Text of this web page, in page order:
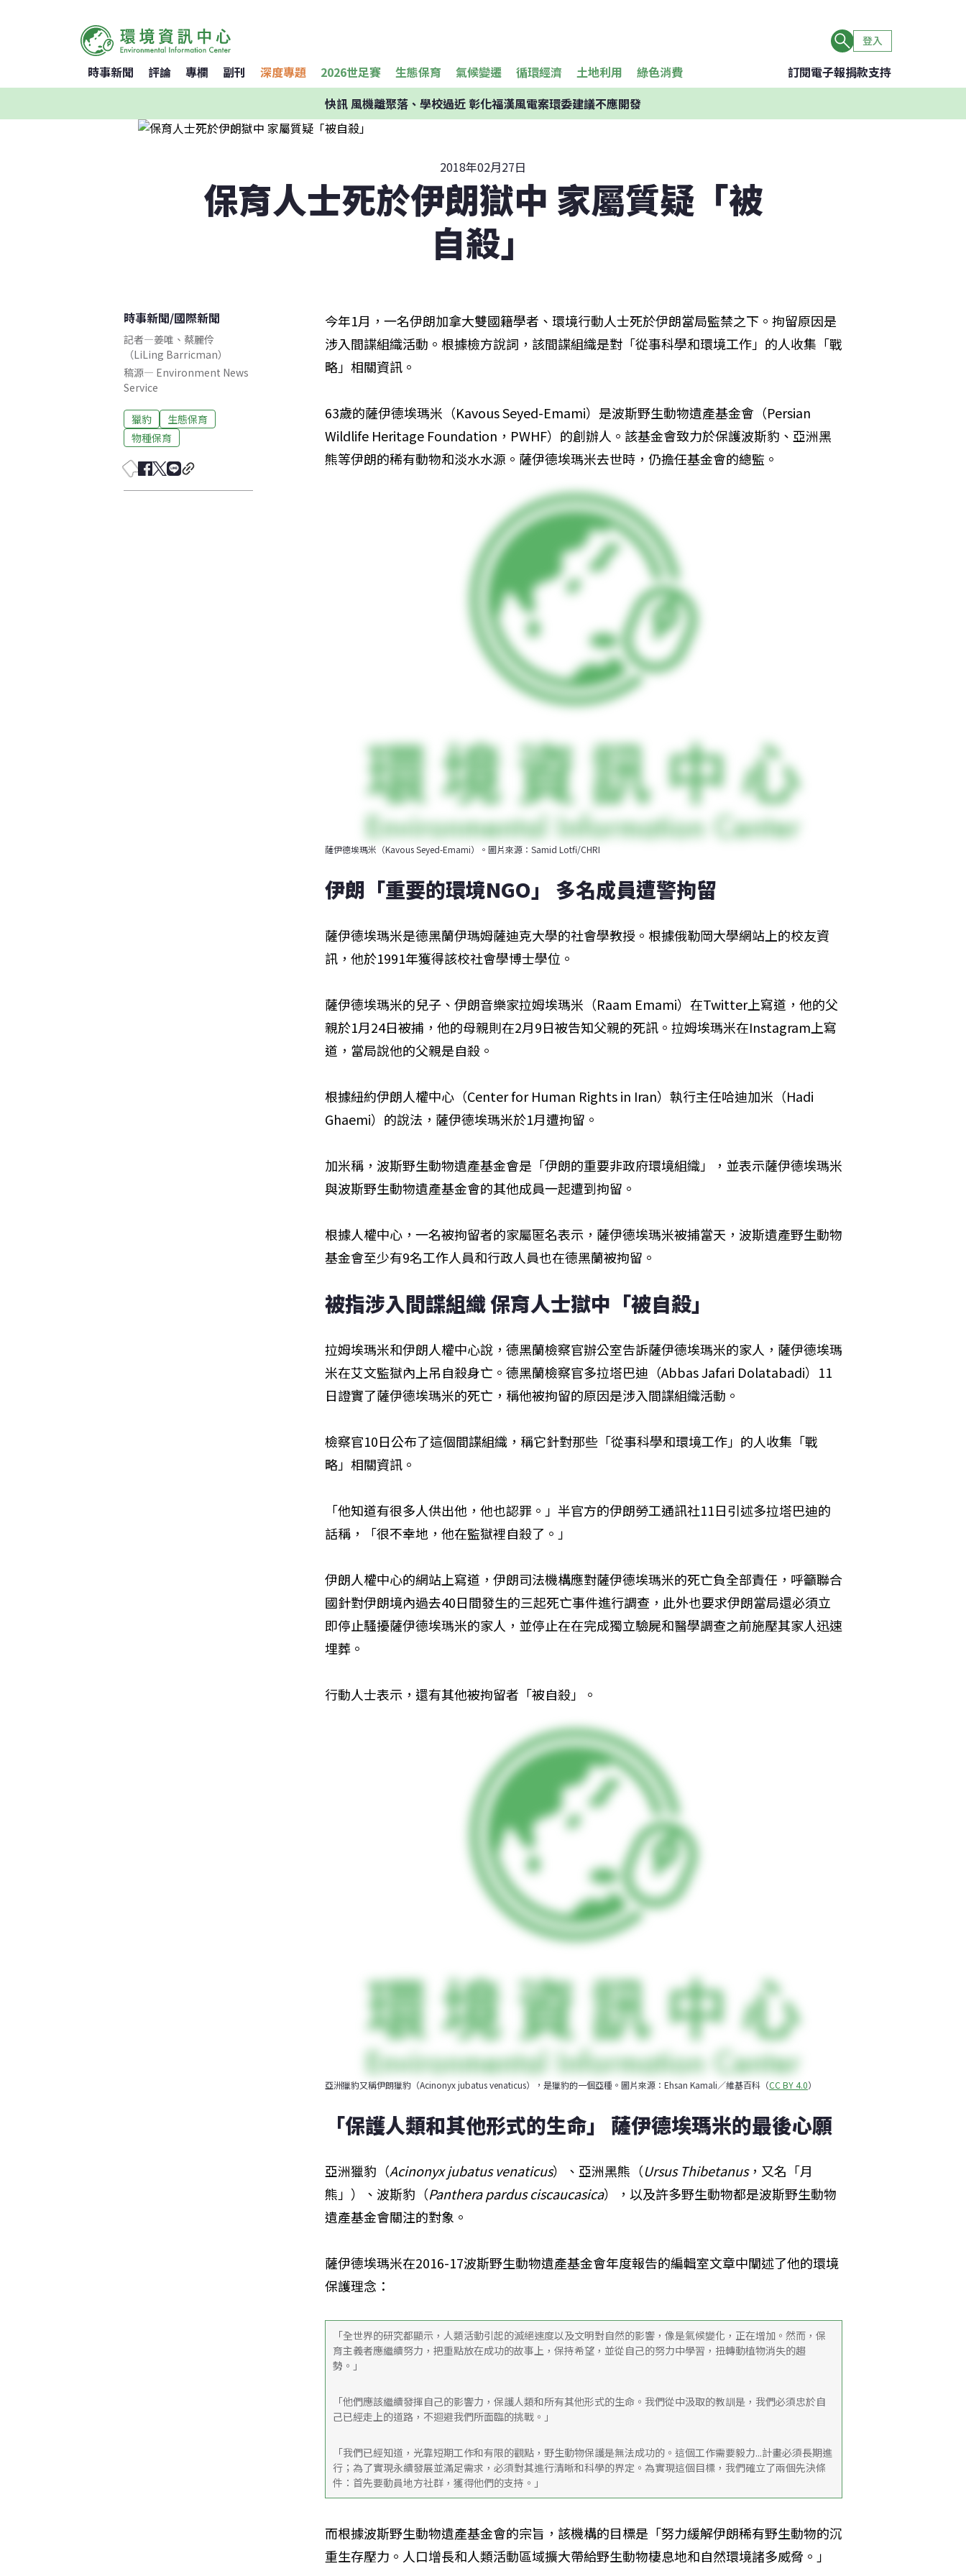
登入
時事新聞 評論 專欄 副刊 深度專題 2026世足賽 生態保育 氣候變遷 循環經濟 土地利用 綠色消費 訂閱電子報捐款支持
快訊風機離聚落、學校過近 彰化福漢風電案環委建議不應開發
2018年02月27日
保育人士死於伊朗獄中 家屬質疑「被
自殺」
時事新聞/國際新聞
記者—姜唯 、 蔡麗伶
（LiLing Barricman）
稿源— Environment News
Service
獵豹
生態保育
物種保育
今年1月，一名伊朗加拿大雙國籍學者、環境行動人士死於伊朗當局監禁之下。拘留原因是
涉入間諜組織活動。根據檢方說詞，該間諜組織是對「從事科學和環境工作」的人收集「戰
略」相關資訊。
63歲的薩伊德埃瑪米（Kavous Seyed-Emami）是波斯野生動物遺產基金會（Persian
Wildlife Heritage Foundation，PWHF）的創辦人。該基金會致力於保護波斯豹、亞洲黑
熊等伊朗的稀有動物和淡水水源。薩伊德埃瑪米去世時，仍擔任基金會的總監。
薩伊德埃瑪米（Kavous Seyed-Emami）。圖片來源：Samid Lotfi/CHRI
伊朗「重要的環境NGO」 多名成員遭警拘留
薩伊德埃瑪米是德黑蘭伊瑪姆薩迪克大學的社會學教授。根據俄勒岡大學網站上的校友資
訊，他於1991年獲得該校社會學博士學位。
薩伊德埃瑪米的兒子、伊朗音樂家拉姆埃瑪米（Raam Emami）在Twitter上寫道，他的父
親於1月24日被捕，他的母親則在2月9日被告知父親的死訊。拉姆埃瑪米在Instagram上寫
道，當局說他的父親是自殺。
根據紐約伊朗人權中心（Center for Human Rights in Iran）執行主任哈迪加米（Hadi
Ghaemi）的說法，薩伊德埃瑪米於1月遭拘留。
加米稱，波斯野生動物遺產基金會是「伊朗的重要非政府環境組織」，並表示薩伊德埃瑪米
與波斯野生動物遺產基金會的其他成員一起遭到拘留。
根據人權中心，一名被拘留者的家屬匿名表示，薩伊德埃瑪米被捕當天，波斯遺產野生動物
基金會至少有9名工作人員和行政人員也在德黑蘭被拘留。
被指涉入間諜組織 保育人士獄中「被自殺」
拉姆埃瑪米和伊朗人權中心說，德黑蘭檢察官辦公室告訴薩伊德埃瑪米的家人，薩伊德埃瑪
米在艾文監獄內上吊自殺身亡。德黑蘭檢察官多拉塔巴迪（Abbas Jafari Dolatabadi）11
日證實了薩伊德埃瑪米的死亡，稱他被拘留的原因是涉入間諜組織活動。
檢察官10日公布了這個間諜組織，稱它針對那些「從事科學和環境工作」的人收集「戰
略」相關資訊。
「他知道有很多人供出他，他也認罪。」半官方的伊朗勞工通訊社11日引述多拉塔巴迪的
話稱，「很不幸地，他在監獄裡自殺了。」
伊朗人權中心的網站上寫道，伊朗司法機構應對薩伊德埃瑪米的死亡負全部責任，呼籲聯合
國針對伊朗境內過去40日間發生的三起死亡事件進行調查，此外也要求伊朗當局還必須立
即停止騷擾薩伊德埃瑪米的家人，並停止在在完成獨立驗屍和醫學調查之前施壓其家人迅速
埋葬。
行動人士表示，還有其他被拘留者「被自殺」。
亞洲獵豹又稱伊朗獵豹（Acinonyx jubatus venaticus），是獵豹的一個亞種。圖片來源：Ehsan Kamali／維基百科（CC BY 4.0）
「保護人類和其他形式的生命」 薩伊德埃瑪米的最後心願
亞洲獵豹（Acinonyx jubatus venaticus）、亞洲黑熊（Ursus Thibetanus，又名「月
熊」）、波斯豹（Panthera pardus ciscaucasica），以及許多野生動物都是波斯野生動物
遺產基金會關注的對象。
薩伊德埃瑪米在2016-17波斯野生動物遺產基金會年度報告的編輯室文章中闡述了他的環境
保護理念：
「全世界的研究都顯示，人類活動引起的滅絕速度以及文明對自然的影響，像是氣候變化，正在增加。然而，保
育主義者應繼續努力，把重點放在成功的故事上，保持希望，並從自己的努力中學習，扭轉動植物消失的趨
勢。」
「他們應該繼續發揮自己的影響力，保護人類和所有其他形式的生命。我們從中汲取的教訓是，我們必須忠於自
己已經走上的道路，不迴避我們所面臨的挑戰。」
「我們已經知道，光靠短期工作和有限的觀點，野生動物保護是無法成功的。這個工作需要毅力...計畫必須長期進
行；為了實現永續發展並滿足需求，必須對其進行清晰和科學的界定。為實現這個目標，我們確立了兩個先決條
件：首先要動員地方社群，獲得他們的支持。」
而根據波斯野生動物遺產基金會的宗旨，該機構的目標是「努力緩解伊朗稀有野生動物的沉
重生存壓力。人口增長和人類活動區域擴大帶給野生動物棲息地和自然環境諸多威脅。」